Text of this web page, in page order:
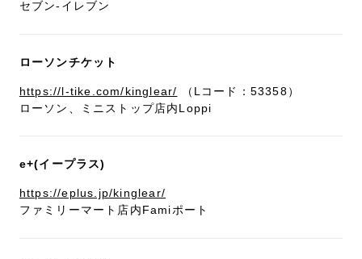
セブン-イレブン
ローソンチケット
https://l-tike.com/kinglear/ （Lコード：53358）
ローソン、ミニストップ店内Loppi
e+(イープラス)
https://eplus.jp/kinglear/
ファミリーマート店内Famiポート